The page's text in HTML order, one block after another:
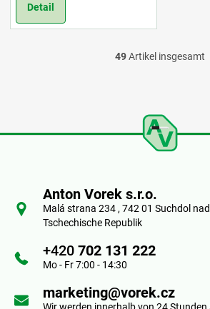
Detail
S
e
u
m
49Artikel insgesamt
Anton Vorek s.r.o.
Malá strana 234 , 742 01 Suchdol
Tschechische Republik
+420 702 131 222
Mo - Fr 7:00 - 14:30
marketing@vorek.cz